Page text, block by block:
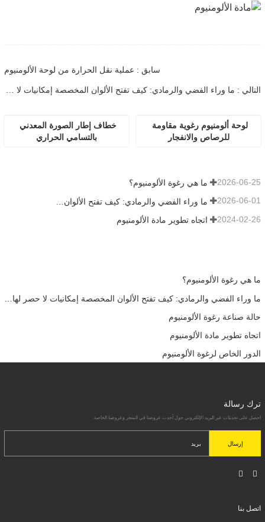
سابق : عملية نقل الحرارة من لوحة الألومنيوم
بالتسامي الحراري
للرصاص والانفجار
ما هي رغوة الألومنيوم؟ 2026-06-25
2026-06-01
اتجاه تطوير مادة الألومنيوم 2024-02-26
ما هي رغوة الألومنيوم؟
حالة صناعة رغوة الألومنيوم
اتجاه تطوير مادة الألومنيوم
الدور الخاص لرغوة الألومنيوم
ترك رسالة
احصل على تحديثات عبر البريد الإلكتروني حول أحدث عروضنا في المتجر وعروضنا الخاصة.
إرسال
اتصل بنا